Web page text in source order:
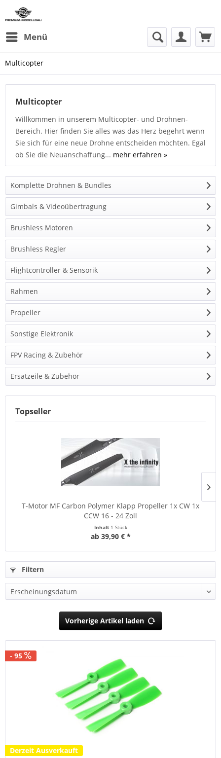
Menü
Multicopter
Multicopter
Willkommen in unserem Multicopter- und Drohnen-
Bereich. Hier finden Sie alles was das Herz begehrt wenn
Sie sich für eine neue Drohne entscheiden möchten. Egal
ob Sie die Neuanschaffung... mehr erfahren »
Komplette Drohnen & Bundles
Gimbals & Videoübertragung
Brushless Motoren
Brushless Regler
Flightcontroller & Sensorik
Rahmen
Propeller
Sonstige Elektronik
FPV Racing & Zubehör
Ersatzeile & Zubehör
Topseller
T-Motor MF Carbon Polymer Klapp Propeller 1x CW 1x
CCW 16 - 24 Zoll
Inhalt 1 Stück
ab 39,90 € *
Filtern
Vorherige Artikel laden
- 95
Derzeit Ausverkauft